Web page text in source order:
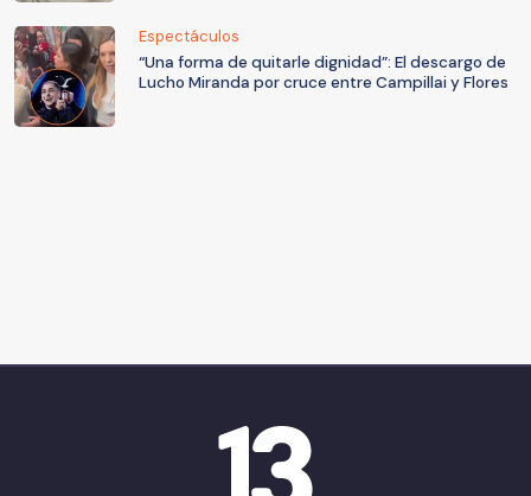
Espectáculos
“Una forma de quitarle dignidad”: El descargo de
Lucho Miranda por cruce entre Campillai y Flores